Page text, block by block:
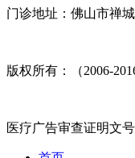
门诊地址：佛山市禅
版权所有：（2006-
医疗广告审查证明文